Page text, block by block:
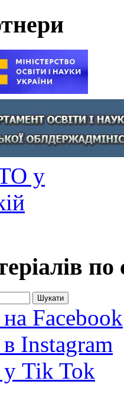
по
Facebook
Instagram
Tik Tok